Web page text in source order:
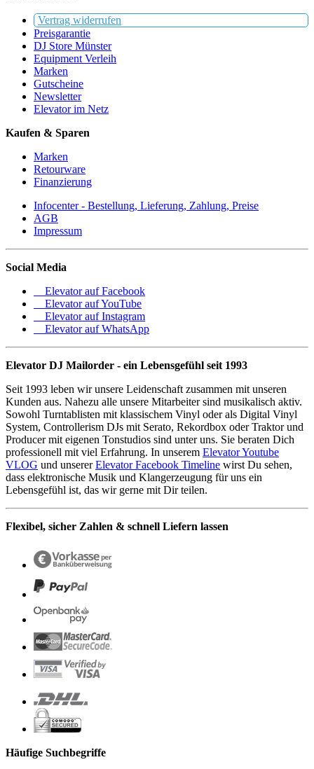
Vertrag widerrufen
Preisgarantie
DJ Store Münster
Equipment Verleih
Marken
Gutscheine
Newsletter
Elevator im Netz
Kaufen & Sparen
Marken
Retourware
Finanzierung
Infocenter - Bestellung, Lieferung, Zahlung, Preise
AGB
Impressum
Social Media
Elevator auf Facebook
Elevator auf YouTube
Elevator auf Instagram
Elevator auf WhatsApp
Elevator DJ Mailorder - ein Lebensgefühl seit 1993
Seit 1993 leben wir unsere Leidenschaft zusammen mit unseren
Kunden aus. Nahezu alle unsere Mitarbeiter sind musikalisch aktiv.
Sowohl Turntablisten mit klassischem Vinyl oder als Digital Vinyl
System, Controllerism DJs mit Serato, Rekordbox oder Traktor und
Producer mit eigenen Tonstudios sind unter uns. Sie beraten Dich
professionell mit viel Erfahrung. In unserem Elevator Youtube
VLOG und unsererElevator Facebook Timeline wirst Du sehen,
dass elektronische Musik und Klangerzeugung für uns ein
Lebensgefühl ist, das wir gerne mit Dir teilen.
Flexibel, sicher Zahlen & schnell Liefern lassen
Häufige Suchbegriffe